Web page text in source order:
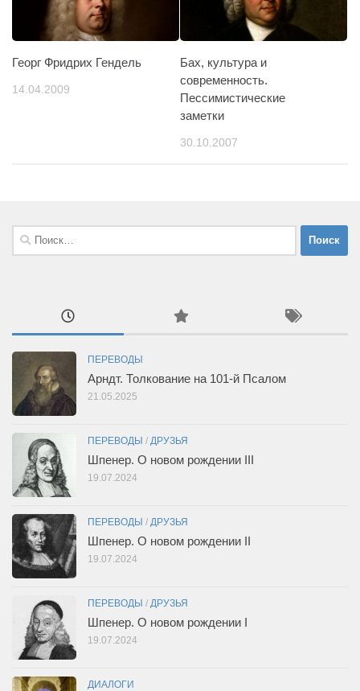
Георг Фридрих Гендель
14.04.2009
Бах, культура и
современность.
Пессимистические
заметки
30.10.2007
Найти:
ПЕРЕВОДЫ
Арндт. Толкование на 101-й Псалом
21.05.2025
ПЕРЕВОДЫ / ДРУЗЬЯ
Шпенер. О новом рождении III
19.07.2024
ПЕРЕВОДЫ / ДРУЗЬЯ
Шпенер. О новом рождении II
19.07.2024
ПЕРЕВОДЫ / ДРУЗЬЯ
Шпенер. О новом рождении I
19.07.2024
ДИАЛОГИ